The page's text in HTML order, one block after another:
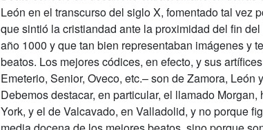
León en el transcurso del siglo X, fomentado tal vez
que sintió la cristiandad ante la proximidad del fin
año 1000 y que tan bien representaban imágenes y
beatos. Los mejores códices, en efecto, y sus
Emeterio, Senior, Oveco, etc.– son de Zamora, León
Debemos destacar, en particular, el llamado Morgan,
York, y el de Valcavado, en Valladolid, y no porque